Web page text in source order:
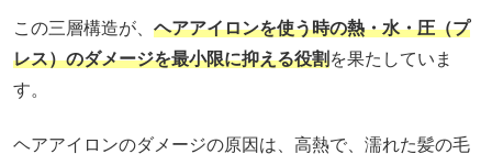
この三層構造が、 ヘアアイロンを使う時の熱・水・圧（プ
レス）のダメージを最小限に抑える役割を果たしていま
す。
ヘアアイロンのダメージの原因は、高熱で、濡れた髪の毛